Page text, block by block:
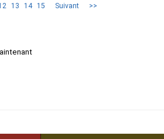
13 14 15 Suivant >>